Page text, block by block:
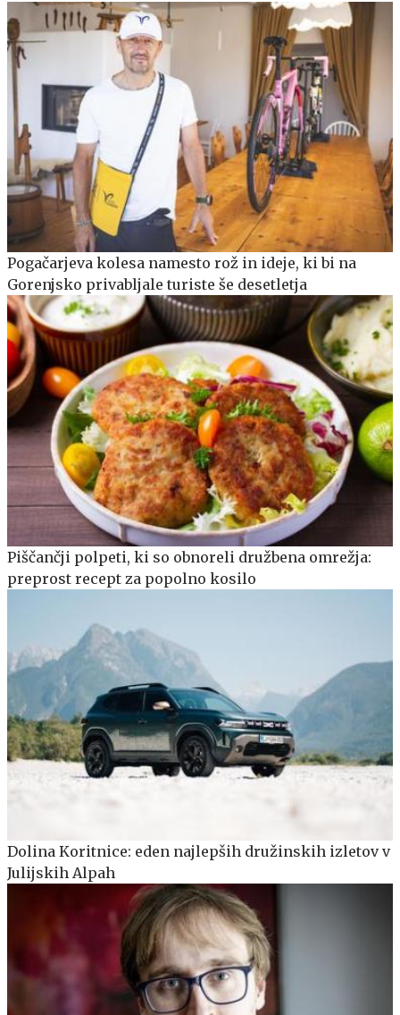
Pogačarjeva kolesa namesto rož in ideje, ki bi na
Gorenjsko privabljale turiste še desetletja
Piščančji polpeti, ki so obnoreli družbena omrežja:
preprost recept za popolno kosilo
Dolina Koritnice: eden najlepših družinskih izletov v
Julijskih Alpah